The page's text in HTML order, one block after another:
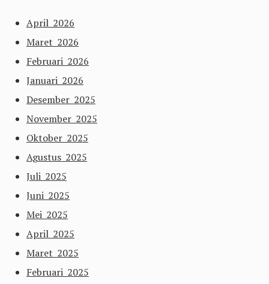
April 2026
Maret 2026
Februari 2026
Januari 2026
Desember 2025
November 2025
Oktober 2025
Agustus 2025
Juli 2025
Juni 2025
Mei 2025
April 2025
Maret 2025
Februari 2025